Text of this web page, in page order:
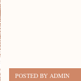
POSTED BY ADMIN